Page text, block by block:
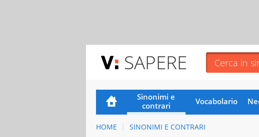
SAPERE
Sinonimi e
contrari
Vocabolario
HOME SINONIMI E CONTRARI